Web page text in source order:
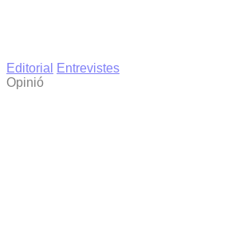
Editorial
Entrevistes
Opinió